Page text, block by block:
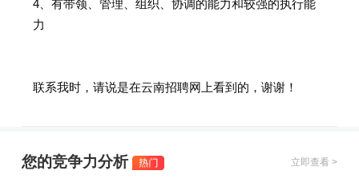
4、有带领、管理、组织、协调的能力和较强的执行能
力
联系我时，请说是在云南招聘网上看到的，谢谢！
您的竞争力分析 立即查看 >